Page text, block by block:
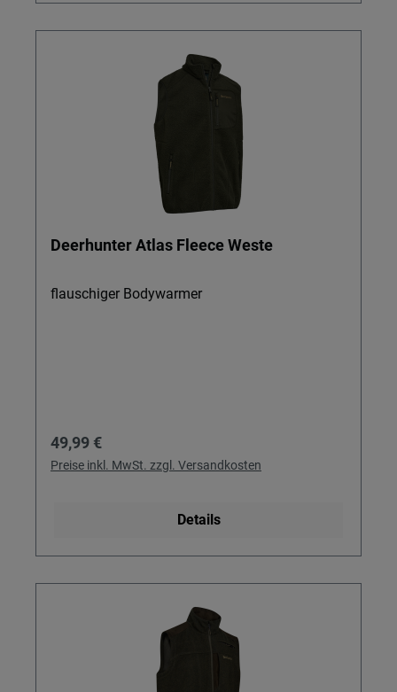
Deerhunter Atlas Fleece Weste
flauschiger Bodywarmer
Regulärer Preis:
49,99 €
Preise inkl. MwSt. zzgl. Versandkosten
Details